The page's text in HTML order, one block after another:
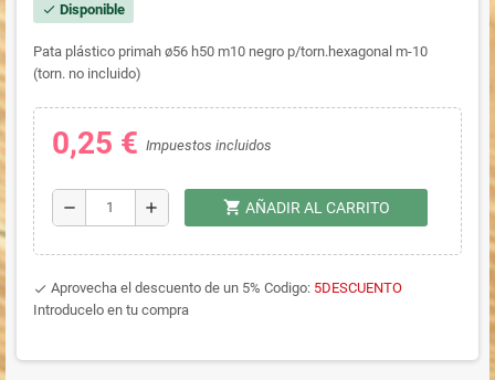
check Disponible
Pata plástico primah ø56 h50 m10 negro p/torn.hexagonal m-10
(torn. no incluido)
0,25 € Impuestos incluidos
remove add shopping_cart AÑADIR AL CARRITO
done Aprovecha el descuento de un 5% Codigo: 5DESCUENTO
Introducelo en tu compra